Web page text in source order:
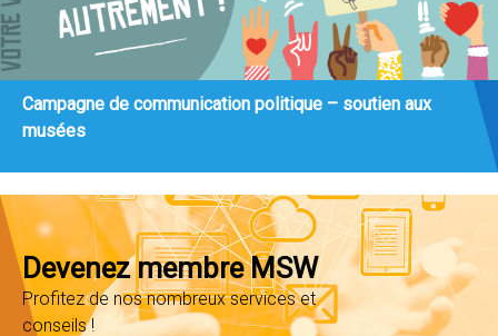
Campagne de communication politique – soutien aux
musées
Devenez membre MSW
Profitez de nos nombreux services et
conseils !